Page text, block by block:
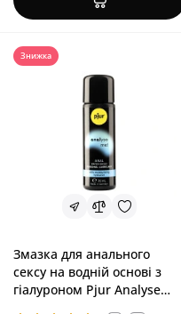
Знижка
Змазка для анального
сексу на водній основі з
гіалуроном Pjur Analyse